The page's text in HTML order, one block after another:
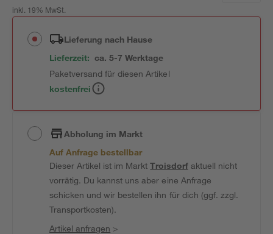
inkl. 19% MwSt.
Lieferung nach Hause
Lieferzeit: ca. 5-7 Werktage
Paketversand für diesen Artikel
kostenfrei
Abholung im Markt
Auf Anfrage bestellbar
Dieser Artikel ist im MarktTroisdorfaktuell nicht
vorrätig. Du kannst uns aber eine Anfrage
schicken und wir bestellen ihn für dich (ggf. zzgl.
Transportkosten).
Artikel anfragen >